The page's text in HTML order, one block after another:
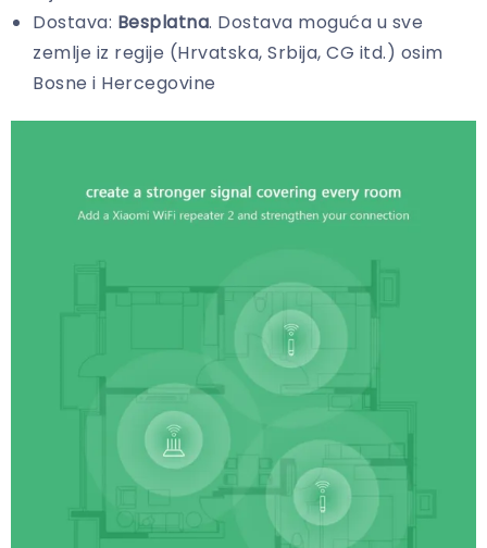
Dostava: Besplatna. Dostava moguća u sve
zemlje iz regije (Hrvatska, Srbija, CG itd.) osim
Bosne i Hercegovine